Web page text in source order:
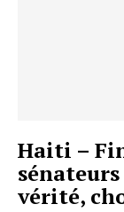
Haiti –
vérité,